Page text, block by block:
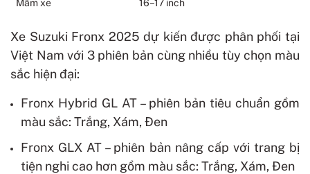
Mâm xe 16–17 inch
Xe Suzuki Fronx 2025 dự kiến được phân phối tại
Việt Nam với 3 phiên bản cùng nhiều tùy chọn màu
sắc hiện đại:
Fronx Hybrid GL AT – phiên bản tiêu chuẩn gồm
màu sắc: Trắng, Xám, Đen
Fronx GLX AT – phiên bản nâng cấp với trang bị
tiện nghi cao hơn gồm màu sắc: Trắng, Xám, Đen